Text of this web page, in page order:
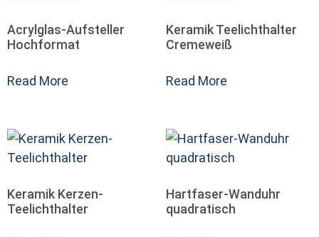
Acrylglas-Aufsteller
Hochformat
Read More
Keramik Teelichthalter
Cremeweiß
Read More
Keramik Kerzen-
Teelichthalter
Hartfaser-Wanduhr
quadratisch